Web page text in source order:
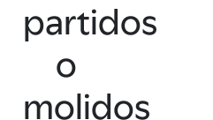
partidos
o
molidos